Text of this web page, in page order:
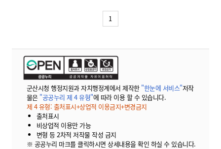
1
군산시청 행정지원과 자치행정계에서 제작한 "한눈에 서비스"저작
물은 "공공누리 제 4 유형"에 따라 이용 할 수 있습니다.
제 4 유형: 출처표시+상업적 이용금지+변경금지
출처표시
비상업적 이용만 가능
변형 등 2차적 저작물 작성 금지
※ 공공누리 마크를 클릭하시면 상세내용을 확인 하실 수 있습니다.